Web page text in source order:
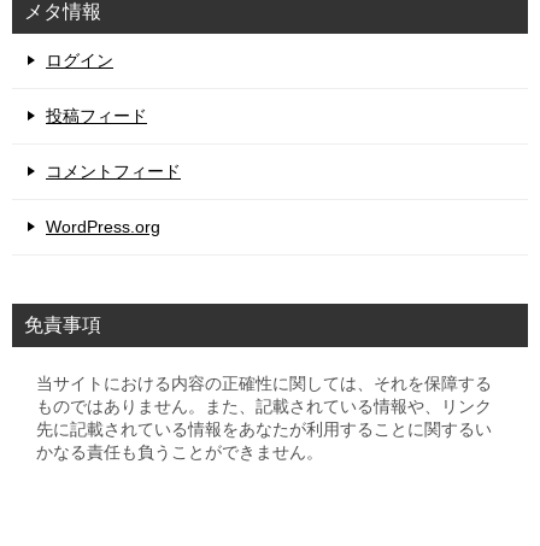
メタ情報
ログイン
投稿フィード
コメントフィード
WordPress.org
免責事項
当サイトにおける内容の正確性に関しては、それを保障する
ものではありません。また、記載されている情報や、リンク
先に記載されている情報をあなたが利用することに関するい
かなる責任も負うことができません。